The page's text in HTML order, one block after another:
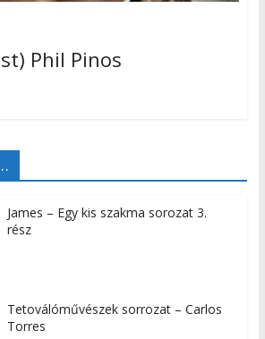
Phil Pinos
James – Egy kis szakma sorozat 3.
rész
Tetoválóművészek sorrozat – Carlos
Torres